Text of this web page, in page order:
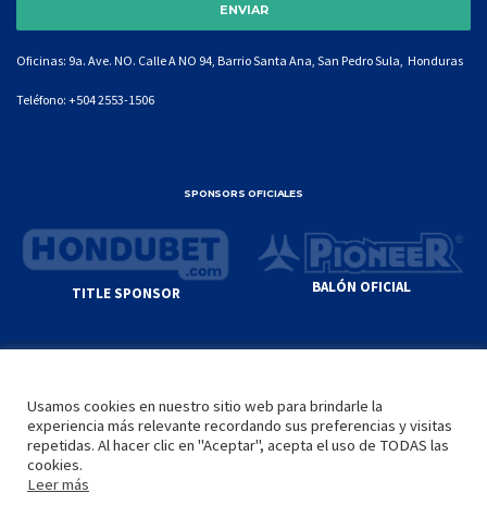
Oficinas: 9a. Ave. NO. Calle A NO 94, Barrio Santa Ana, San Pedro Sula, Honduras
Teléfono: +504 2553-1506
SPONSORS OFICIALES
TITLE SPONSOR BALÓN OFICIAL
YOUTUBE TERMS OF SERVICE
PRIVACY POLICY
POLÍTICA DE PRIVACIDAD
INICIO
Usamos cookies en nuestro sitio web para brindarle la
experiencia más relevante recordando sus preferencias y visitas
repetidas. Al hacer clic en "Aceptar", acepta el uso de TODAS las
cookies.
Leer más